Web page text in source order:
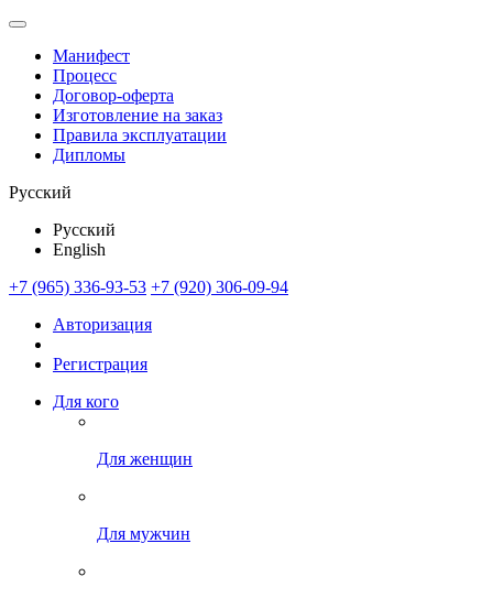
Манифест
Процесс
Договор-оферта
Изготовление на заказ
Правила эксплуатации
Дипломы
Русский
Русский
English
+7 (965) 336-93-53 +7 (920) 306-09-94
Авторизация
Регистрация
Для кого
Для женщин
Для мужчин